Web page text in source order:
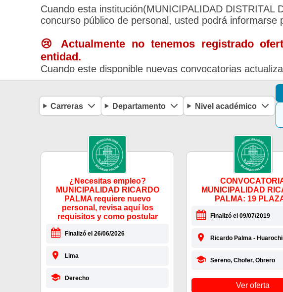
Cuando esta institución(MUNICIPALIDAD DISTRITAL
concurso público de personal, usted podrá informarse
😢 Actualmente no tenemos registrado
entidad.
Cuando este disponible nuevas convocatorias
Carreras Departamento Nivel académico
¿Necesitas empleo?
MUNICIPALIDAD RICARDO
PALMA requiere nuevo
personal, revisa aquí los
requisitos y como postular
Finalizó el 26/06/2026
Lima
Derecho
MUNICIPALIDAD
PALMA: 19
Finalizó el 09/07/2019
Ricardo Palma -
Sereno, Chofer, Obrero
Ver oferta